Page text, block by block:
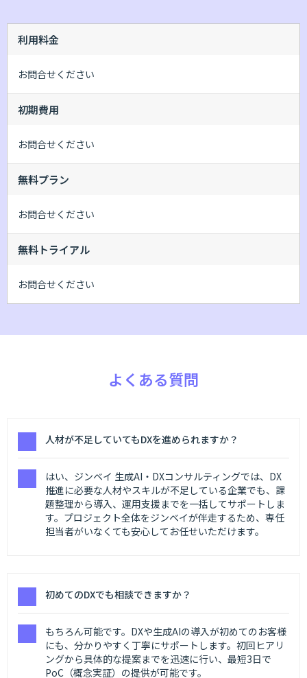
利用料金
お問合せください
初期費用
お問合せください
無料プラン
お問合せください
無料トライアル
お問合せください
よくある質問
人材が不足していてもDXを進められますか？
はい、ジンベイ 生成AI・DXコンサルティングでは、DX
推進に必要な人材やスキルが不足している企業でも、課
題整理から導入、運用支援までを一括してサポートしま
す。プロジェクト全体をジンベイが伴走するため、専任
担当者がいなくても安心してお任せいただけます。
初めてのDXでも相談できますか？
もちろん可能です。DXや生成AIの導入が初めてのお客様
にも、分かりやすく丁寧にサポートします。初回ヒアリ
ングから具体的な提案までを迅速に行い、最短3日で
PoC（概念実証）の提供が可能です。